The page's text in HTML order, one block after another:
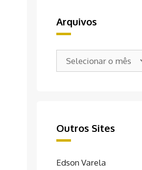
Arquivos
Outros Sites
Edson Varela